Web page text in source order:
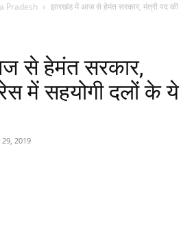
Pradesh
झारखंड में आज से हेमंत सरकार, मंत्री पद की
से हेमंत सरकार,
में सहयोगी दलों के ये
2019